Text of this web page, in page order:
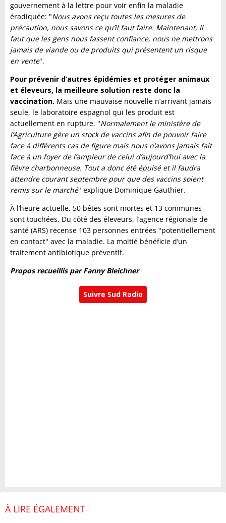
gouvernement à la lettre pour voir enfin la maladie
éradiquée: "Nous avons reçu toutes les mesures de
précaution, nous savons ce qu’il faut faire. Maintenant, Il
faut que les gens nous fassent confiance, nous ne mettrons
jamais de viande ou de produits qui présentent un risque
en vente".
Pour prévenir d’autres épidémies et protéger animaux
et éleveurs, la meilleure solution reste donc la
vaccination. Mais une mauvaise nouvelle n’arrivant jamais
seule, le laboratoire espagnol qui les produit est
actuellement en rupture. "Normalement le ministère de
l’Agriculture gère un stock de vaccins afin de pouvoir faire
face à différents cas de figure mais nous n’avons jamais fait
face à un foyer de l’ampleur de celui d’aujourd’hui avec la
fièvre charbonneuse. Tout a donc été épuisé et il faudra
attendre courant septembre pour que des vaccins soient
remis sur le marché" explique Dominique Gauthier.
À l’heure actuelle, 50 bêtes sont mortes et 13 communes
sont touchées. Du côté des éleveurs, l’agence régionale de
santé (ARS) recense 103 personnes entrées "potentiellement
en contact" avec la maladie. La moitié bénéficie d’un
traitement antibiotique préventif.
Propos recueillis par Fanny Bleichner
Suivre Sud Radio
À LIRE ÉGALEMENT